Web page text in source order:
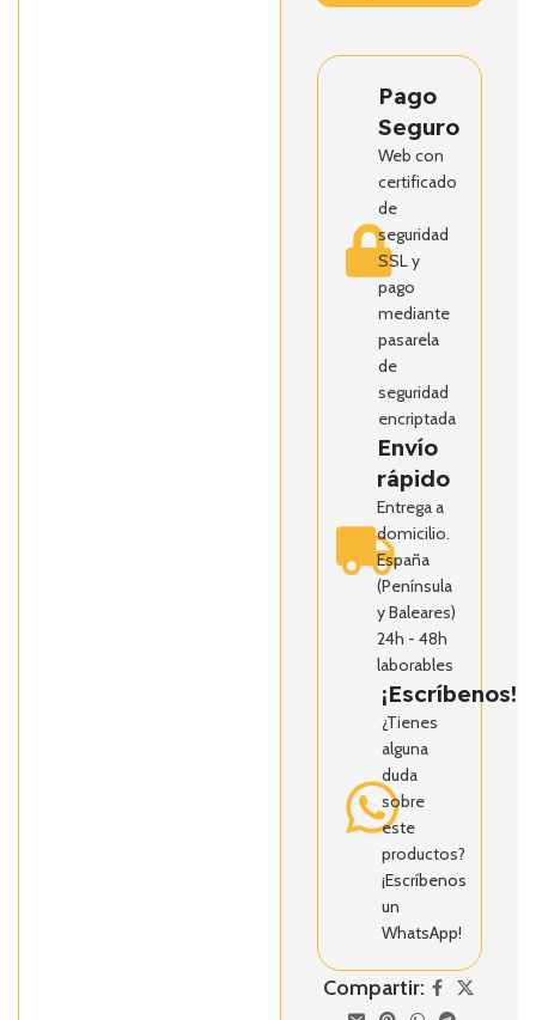
Pago
Seguro
Web con
certificado
de
seguridad
SSL y
pago
mediante
pasarela
de
seguridad
encriptada
Envío
rápido
Entrega a
domicilio.
España
(Península
y Baleares)
24h - 48h
laborables
¡Escríbenos!
¿Tienes
alguna
duda
sobre
este
productos?
¡Escríbenos
un
WhatsApp!
Compartir: